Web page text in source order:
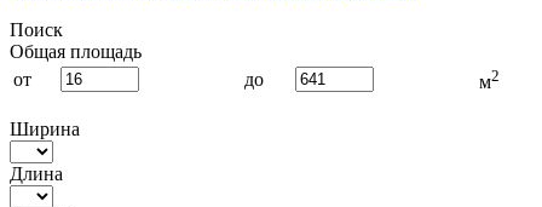
Поиск
Общая площадь
от
до м2
Ширина
Длина